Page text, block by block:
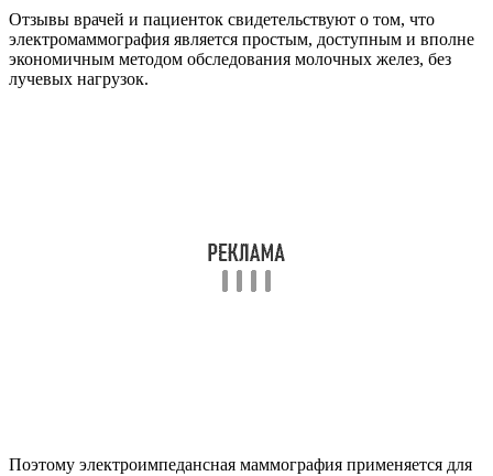
Отзывы врачей и пациенток свидетельствуют о том, что
электромаммография является простым, доступным и вполне
экономичным методом обследования молочных желез, без
лучевых нагрузок.
Поэтому электроимпедансная маммография применяется для